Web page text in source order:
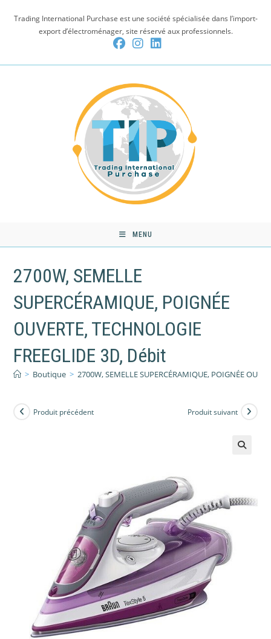
Trading International Purchase est une société spécialisée dans l’import-
export d’électroménager, site réservé aux professionnels.
MENU
2700W, SEMELLE
SUPERCÉRAMIQUE, POIGNÉE
OUVERTE, TECHNOLOGIE
FREEGLIDE 3D, Débit
> Boutique > 2700W, SEMELLE SUPERCÉRAMIQUE, POIGNÉE
Produit précédent Produit suivant